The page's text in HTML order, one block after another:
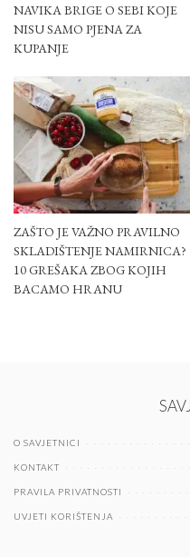
NAVIKA BRIGE O SEBI KOJE
NISU SAMO PJENA ZA
KUPANJE
ZAŠTO JE VAŽNO PRAVILNO
SKLADIŠTENJE NAMIRNICA?
10 GREŠAKA ZBOG KOJIH
BACAMO HRANU
O SAVJETNICI
KONTAKT
PRAVILA PRIVATNOSTI
UVJETI KORIŠTENJA